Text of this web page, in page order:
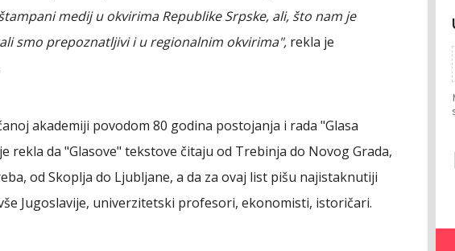
medij u okvirima Republike Srpske, ali, što nam je
smo prepoznatljivi i u regionalnim okvirima", rekla je
akademiji povodom 80 godina postojanja i rada "Glasa
rekla da "Glasove" tekstove čitaju od Trebinja do Novog Grada,
od Skoplja do Ljubljane, a da za ovaj list pišu najistaknutiji
Jugoslavije, univerzitetski profesori, ekonomisti, istoričari.